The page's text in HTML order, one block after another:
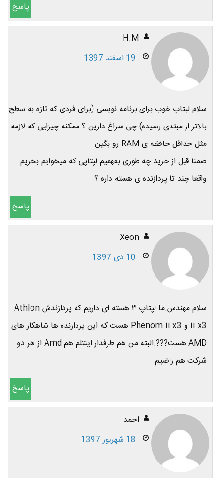
پاسخ
H.M
19 اسفند 1397
سلام لپتاپ خوب برای برنامه نویسی (برای فردی که تازه به سطح
بالاتر از مبتدی رسیده) چی سراغ دارین ؟ ممکنه چیزایی که لازمه
مثل حداقل حافظه ی RAM رو بگین
ضمنا قبل از خرید چه طوری بفهمیم لپتاپی که میخوایم بخریم
واقعا چند تا پردازنده ی هسته داره ؟
پاسخ
Xeon
10 دی 1397
سلام مهندس.ما لپتاپ ۳ هسته ای داریم که پردازندش Athlon
ii x3 و Phenom ii x3 هست که این پردازنده ها شاهکار های
AMD هست???.البته من هم طرفدار اینتلم هم Amd از هر دو
شرکت هم راضیم.
پاسخ
احمد
18 شهریور 1397